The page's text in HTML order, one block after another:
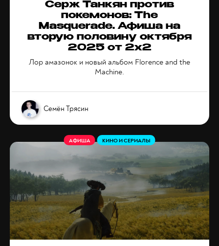
Серж Танкян против
покемонов: The
Masquerade. Афиша на
вторую половину октября
2025 от 2x2
Лор амазонок и новый альбом Florence and the
Machine.
Семён Трясин
АФИША КИНО И СЕРИАЛЫ